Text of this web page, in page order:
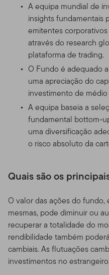
A equipa mundial de
insights fundamentais
emitentes
através do research
plataforma de trading.
O Fundo é adequado
uma apreciação do
investimento de
A equipa baseia a
fundamental bottom-
uma diversificação
o risco absoluto da
Quais são os
O valor das ações do
mesmas, pode diminuir ou
recuperar a totalidade do
rendibilidade também
cambiais. As flutuações
investimentos no estrangeiro.